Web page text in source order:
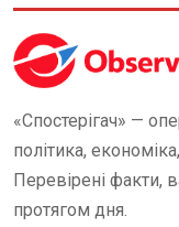
«Спостерігач» —
політика,
Перевірені факти,
протягом дня.